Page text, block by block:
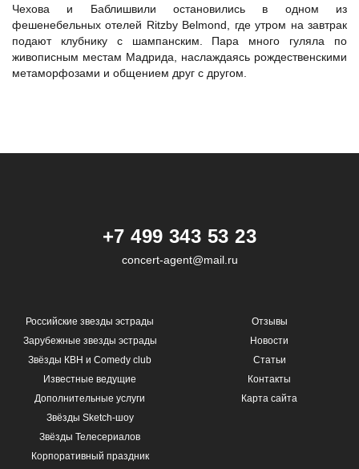
Чехова и Баблишвили остановились в одном из
фешенебельных отелей Ritzby Belmond, где утром на завтрак
подают клубнику с шампанским. Пара много гуляла по
живописным местам Мадрида, наслаждаясь рождественскими
метаморфозами и общением друг с другом.
+7 499 343 53 23
concert-agent@mail.ru
Российские звезды эстрады
Зарубежные звезды эстрады
Звёзды КВН и Comedy club
Известные ведущие
Дополнительные услуги
Звёзды Sketch-шоу
Звёзды Телесериалов
Корпоративный праздник
Отзывы
Новости
Статьи
Контакты
Карта сайта